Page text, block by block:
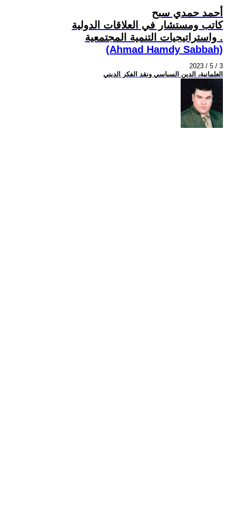
أحمد حمدي سبح
كاتب ومستشار في العلاقات الدولية
واستراتيجيات التنمية المجتمعية .
(Ahmad Hamdy Sabbah)
2023 / 5 / 3
العلمانية، الدين السياسي ونقد الفكر الديني